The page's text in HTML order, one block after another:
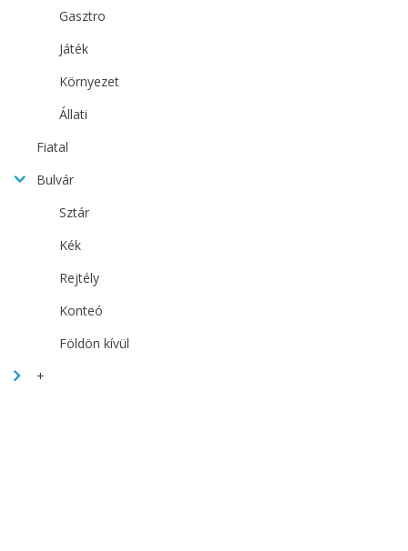
Gasztro
Játék
Környezet
Állati
Fiatal
Bulvár
Sztár
Kék
Rejtély
Konteó
Földön kívül
+